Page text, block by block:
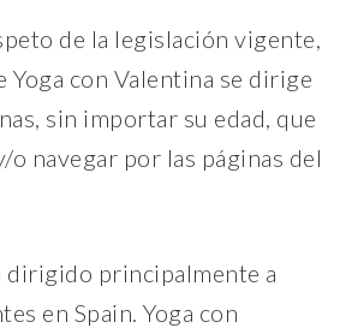
de la legislación vigente,
Yoga con Valentina se dirige
sin importar su edad, que
o navegar por las páginas del
dirigido principalmente a
en Spain. Yoga con